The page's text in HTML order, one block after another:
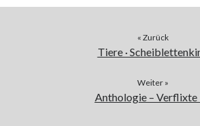
« Zurück
Tiere ·
Weiter »
Anthologie – Verflixte